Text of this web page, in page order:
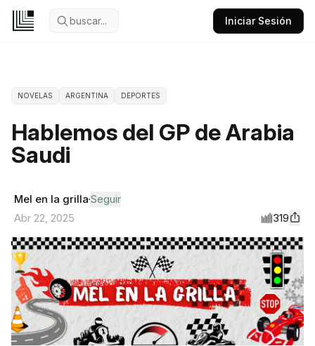
buscar... Iniciar Sesión
NOVELAS ARGENTINA DEPORTES
Hablemos del GP de Arabia
Saudi
Mel en la grilla Seguir
Abr 22, 2025
319